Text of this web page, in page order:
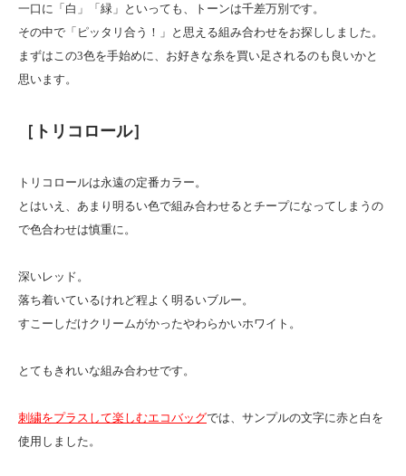
一口に「白」「緑」といっても、トーンは千差万別です。
その中で「ピッタリ合う！」と思える組み合わせをお探ししました。
まずはこの3色を手始めに、お好きな糸を買い足されるのも良いかと
思います。
［トリコロール］
トリコロールは永遠の定番カラー。
とはいえ、あまり明るい色で組み合わせるとチープになってしまうの
で色合わせは慎重に。
深いレッド。
落ち着いているけれど程よく明るいブルー。
すこーしだけクリームがかったやわらかいホワイト。
とてもきれいな組み合わせです。
刺繍をプラスして楽しむエコバッグでは、サンプルの文字に赤と白を
使用しました。